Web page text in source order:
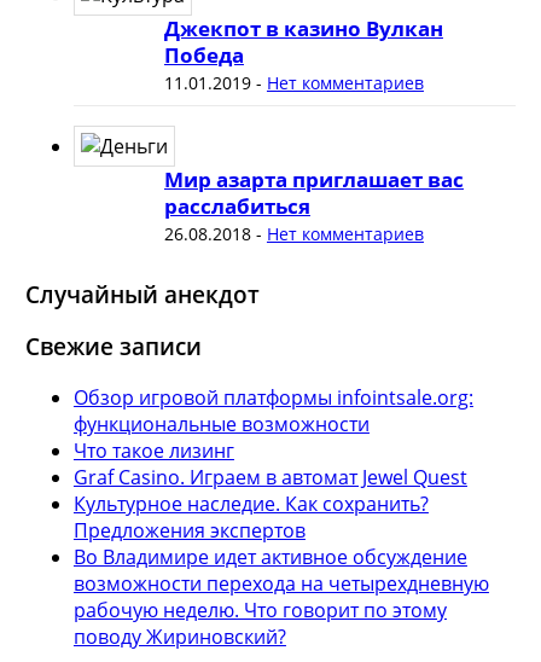
Джекпот в казино Вулкан
Победа
11.01.2019- Нет комментариев
Мир азарта приглашает вас
расслабиться
26.08.2018- Нет комментариев
Случайный анекдот
Свежие записи
Обзор игровой платформы infointsale.org:
функциональные возможности
Что такое лизинг
Graf Casino. Играем в автомат Jewel Quest
Культурное наследие. Как сохранить?
Предложения экспертов
Во Владимире идет активное обсуждение
возможности перехода на четырехдневную
рабочую неделю. Что говорит по этому
поводу Жириновский?